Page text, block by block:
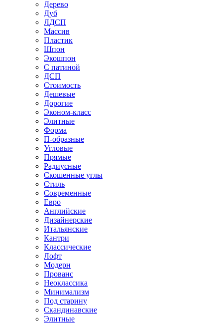
Дерево
Дуб
ЛДСП
Массив
Пластик
Шпон
Экошпон
С патиной
ДСП
Стоимость
Дешевые
Дорогие
Эконом-класс
Элитные
Форма
П-образные
Угловые
Прямые
Радиусные
Скошенные углы
Стиль
Современные
Евро
Английские
Дизайнерские
Итальянские
Кантри
Классические
Лофт
Модерн
Прованс
Неоклассика
Минимализм
Под старину
Скандинавские
Элитные